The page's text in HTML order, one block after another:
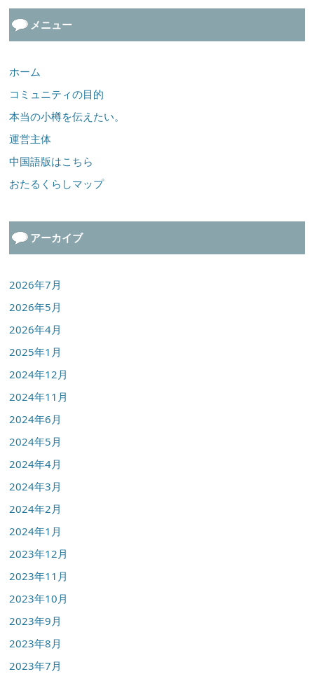
メニュー
ホーム
コミュニティの目的
本当の小樽を伝えたい。
運営主体
中国語版はこちら
おたるくらしマップ
アーカイブ
2026年7月
2026年5月
2026年4月
2025年1月
2024年12月
2024年11月
2024年6月
2024年5月
2024年4月
2024年3月
2024年2月
2024年1月
2023年12月
2023年11月
2023年10月
2023年9月
2023年8月
2023年7月